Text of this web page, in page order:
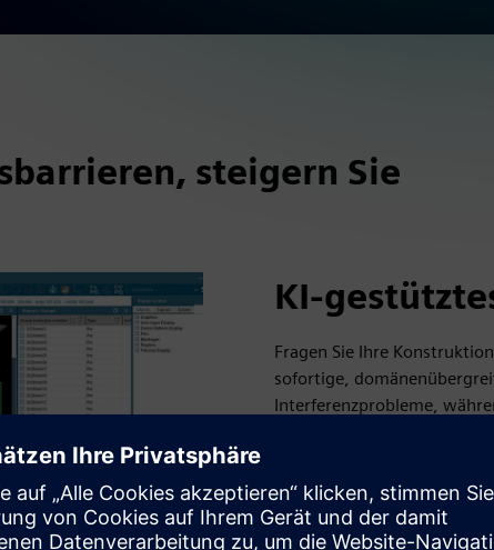
steigern Sie
KI-
Fragen Sie Ihre
sofortige,
Interferenzprobleme,
Sie die intelligente Suche,
zu finden. Genehmigen
Designklassifizierungen mit
Empfehlungen, die auf
durch komplexe 3D-IC-